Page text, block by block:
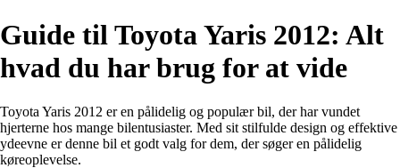
Guide til Toyota Yaris 2012: Alt
hvad du har brug for at vide
Toyota Yaris 2012 er en pålidelig og populær bil, der har vundet
hjerterne hos mange bilentusiaster. Med sit stilfulde design og effektive
ydeevne er denne bil et godt valg for dem, der søger en pålidelig
køreoplevelse.